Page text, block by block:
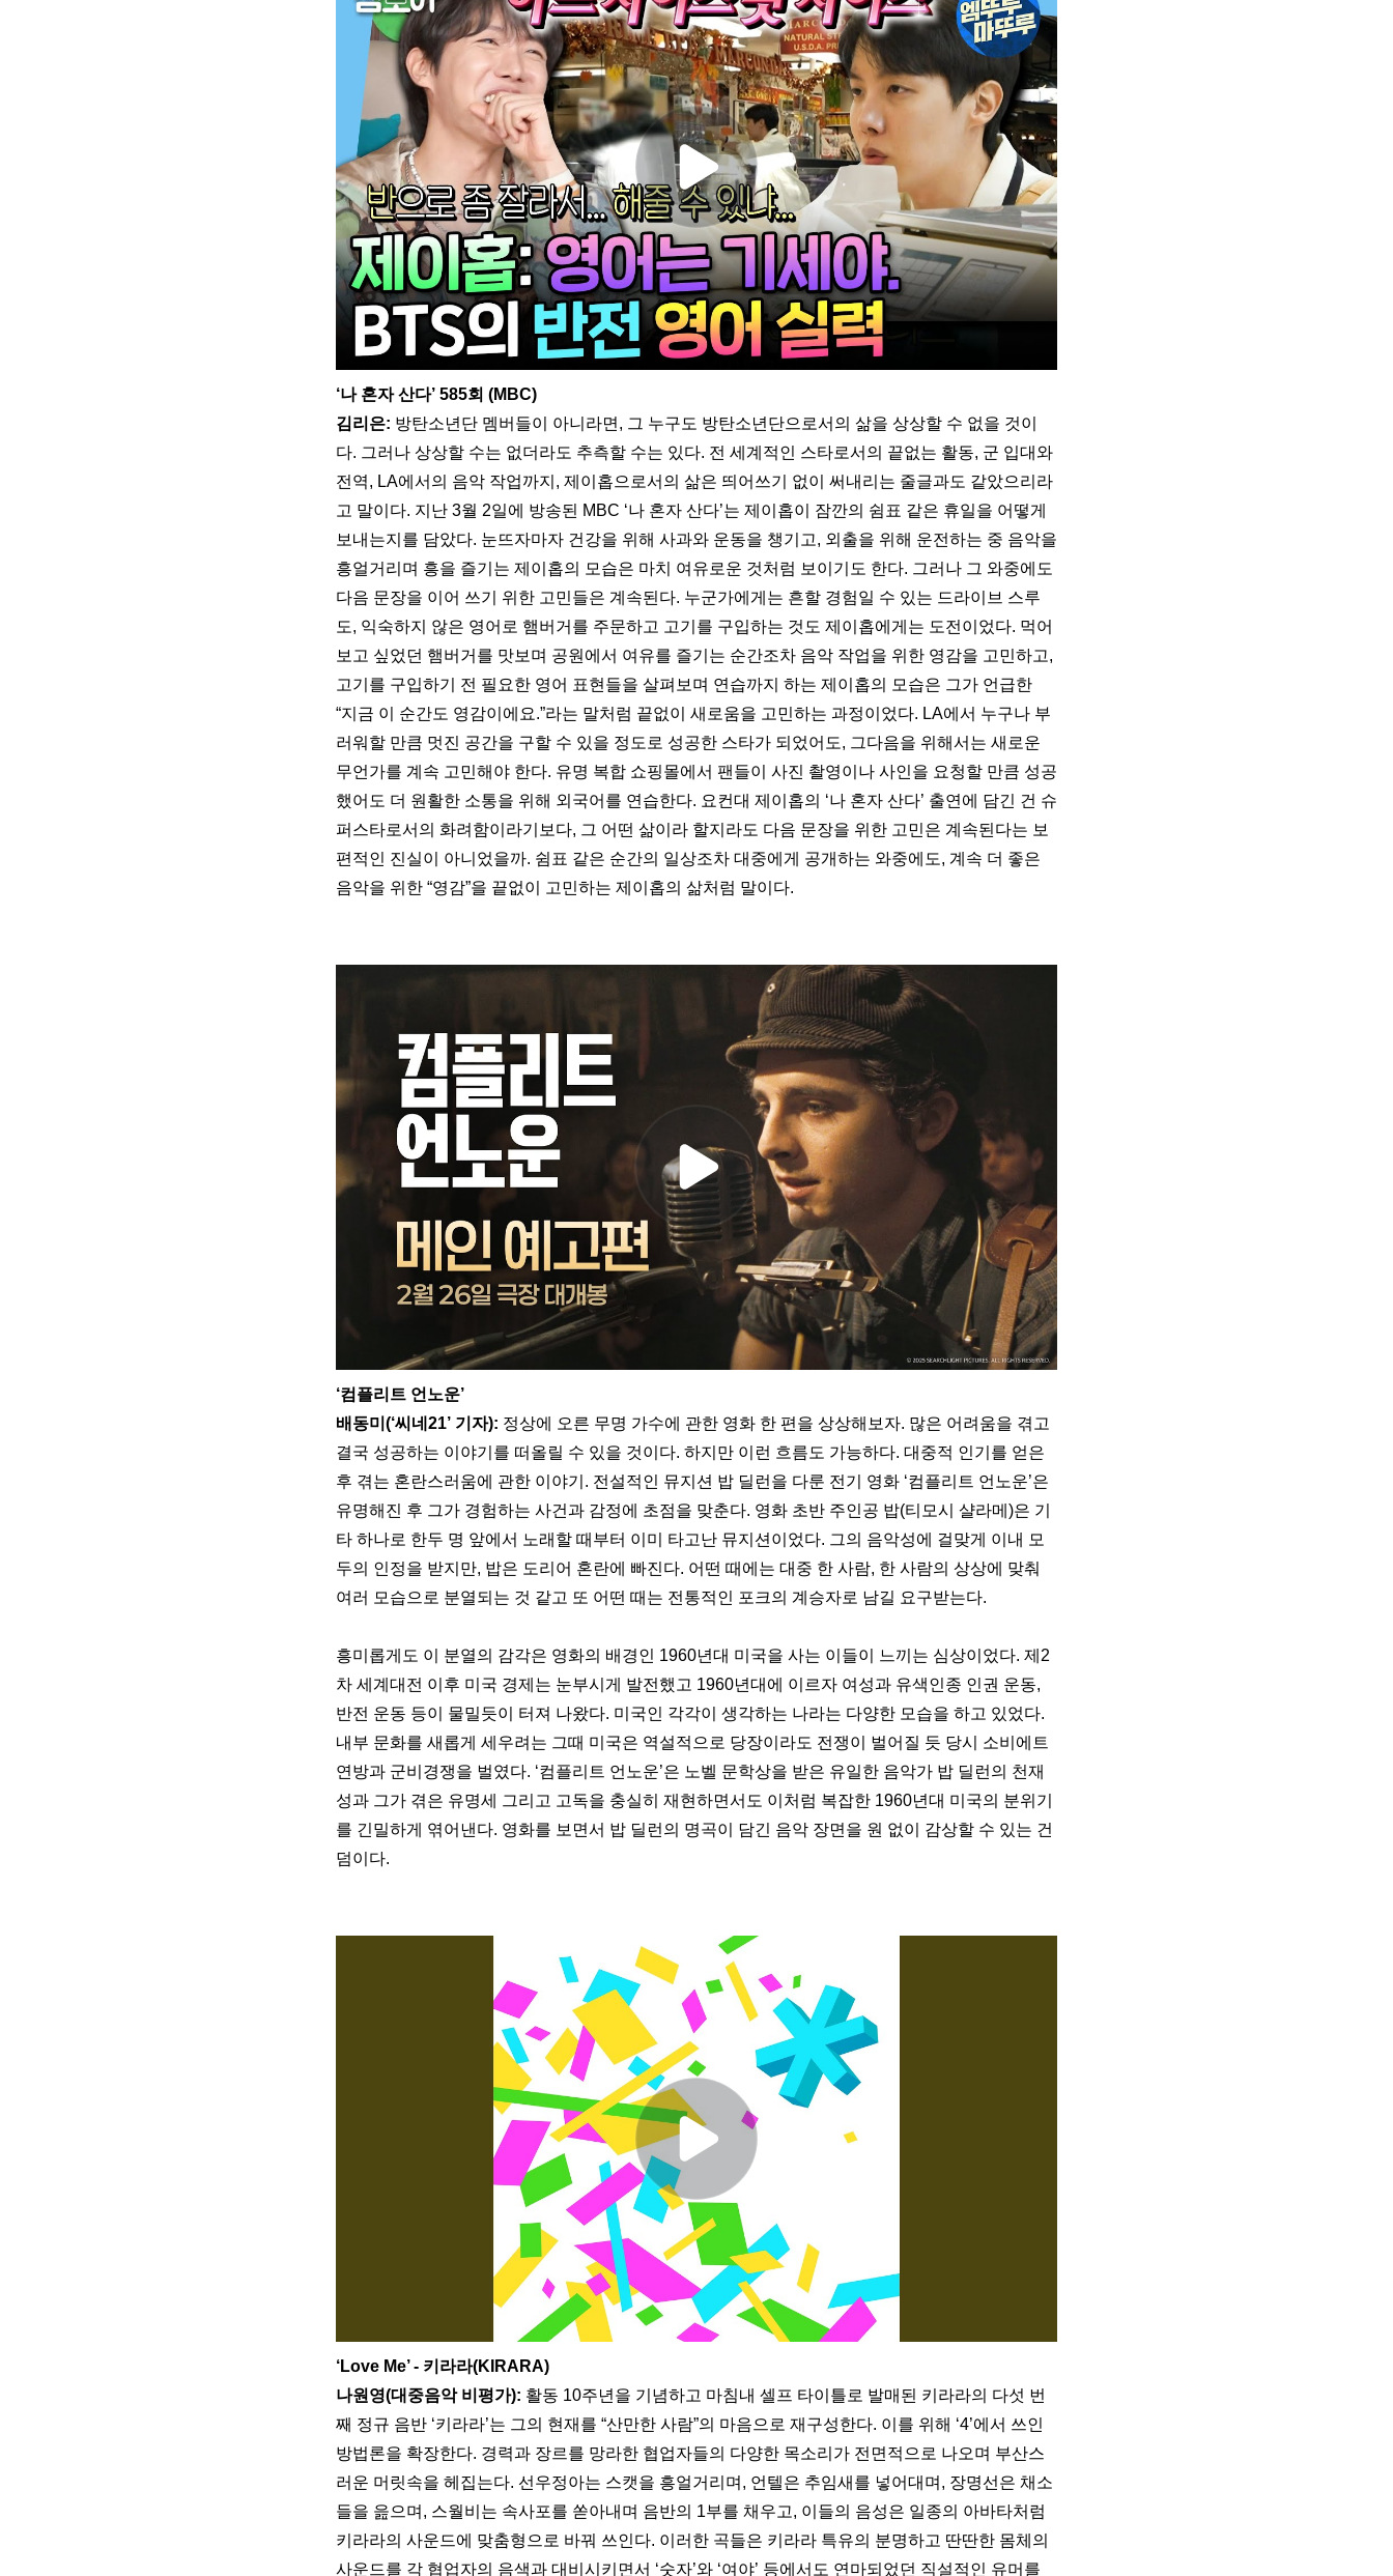
‘나 혼자 산다’ 585회 (MBC)
김리은: 방탄소년단 멤버들이 아니라면, 그 누구도 방탄소년단으로서의 삶을 상상할 수 없을 것이
다. 그러나 상상할 수는 없더라도 추측할 수는 있다. 전 세계적인 스타로서의 끝없는 활동, 군 입대와
전역, LA에서의 음악 작업까지, 제이홉으로서의 삶은 띄어쓰기 없이 써내리는 줄글과도 같았으리라
고 말이다. 지난 3월 2일에 방송된 MBC ‘나 혼자 산다’는 제이홉이 잠깐의 쉼표 같은 휴일을 어떻게
보내는지를 담았다. 눈뜨자마자 건강을 위해 사과와 운동을 챙기고, 외출을 위해 운전하는 중 음악을
흥얼거리며 흥을 즐기는 제이홉의 모습은 마치 여유로운 것처럼 보이기도 한다. 그러나 그 와중에도
다음 문장을 이어 쓰기 위한 고민들은 계속된다. 누군가에게는 흔할 경험일 수 있는 드라이브 스루
도, 익숙하지 않은 영어로 햄버거를 주문하고 고기를 구입하는 것도 제이홉에게는 도전이었다. 먹어
보고 싶었던 햄버거를 맛보며 공원에서 여유를 즐기는 순간조차 음악 작업을 위한 영감을 고민하고,
고기를 구입하기 전 필요한 영어 표현들을 살펴보며 연습까지 하는 제이홉의 모습은 그가 언급한
“지금 이 순간도 영감이에요.”라는 말처럼 끝없이 새로움을 고민하는 과정이었다. LA에서 누구나 부
러워할 만큼 멋진 공간을 구할 수 있을 정도로 성공한 스타가 되었어도, 그다음을 위해서는 새로운
무언가를 계속 고민해야 한다. 유명 복합 쇼핑몰에서 팬들이 사진 촬영이나 사인을 요청할 만큼 성공
했어도 더 원활한 소통을 위해 외국어를 연습한다. 요컨대 제이홉의 ‘나 혼자 산다’ 출연에 담긴 건 슈
퍼스타로서의 화려함이라기보다, 그 어떤 삶이라 할지라도 다음 문장을 위한 고민은 계속된다는 보
편적인 진실이 아니었을까. 쉼표 같은 순간의 일상조차 대중에게 공개하는 와중에도, 계속 더 좋은
음악을 위한 “영감”을 끝없이 고민하는 제이홉의 삶처럼 말이다.
‘컴플리트 언노운’
배동미(‘씨네21’ 기자): 정상에 오른 무명 가수에 관한 영화 한 편을 상상해보자. 많은 어려움을 겪고
결국 성공하는 이야기를 떠올릴 수 있을 것이다. 하지만 이런 흐름도 가능하다. 대중적 인기를 얻은
후 겪는 혼란스러움에 관한 이야기. 전설적인 뮤지션 밥 딜런을 다룬 전기 영화 ‘컴플리트 언노운’은
유명해진 후 그가 경험하는 사건과 감정에 초점을 맞춘다. 영화 초반 주인공 밥(티모시 샬라메)은 기
타 하나로 한두 명 앞에서 노래할 때부터 이미 타고난 뮤지션이었다. 그의 음악성에 걸맞게 이내 모
두의 인정을 받지만, 밥은 도리어 혼란에 빠진다. 어떤 때에는 대중 한 사람, 한 사람의 상상에 맞춰
여러 모습으로 분열되는 것 같고 또 어떤 때는 전통적인 포크의 계승자로 남길 요구받는다.
흥미롭게도 이 분열의 감각은 영화의 배경인 1960년대 미국을 사는 이들이 느끼는 심상이었다. 제2
차 세계대전 이후 미국 경제는 눈부시게 발전했고 1960년대에 이르자 여성과 유색인종 인권 운동,
반전 운동 등이 물밀듯이 터져 나왔다. 미국인 각각이 생각하는 나라는 다양한 모습을 하고 있었다.
내부 문화를 새롭게 세우려는 그때 미국은 역설적으로 당장이라도 전쟁이 벌어질 듯 당시 소비에트
연방과 군비경쟁을 벌였다. ‘컴플리트 언노운’은 노벨 문학상을 받은 유일한 음악가 밥 딜런의 천재
성과 그가 겪은 유명세 그리고 고독을 충실히 재현하면서도 이처럼 복잡한 1960년대 미국의 분위기
를 긴밀하게 엮어낸다. 영화를 보면서 밥 딜런의 명곡이 담긴 음악 장면을 원 없이 감상할 수 있는 건
덤이다.
‘Love Me’ - 키라라(KIRARA)
나원영(대중음악 비평가): 활동 10주년을 기념하고 마침내 셀프 타이틀로 발매된 키라라의 다섯 번
째 정규 음반 ‘키라라’는 그의 현재를 “산만한 사람”의 마음으로 재구성한다. 이를 위해 ‘4’에서 쓰인
방법론을 확장한다. 경력과 장르를 망라한 협업자들의 다양한 목소리가 전면적으로 나오며 부산스
러운 머릿속을 헤집는다. 선우정아는 스캣을 흥얼거리며, 언텔은 추임새를 넣어대며, 장명선은 채소
들을 읊으며, 스월비는 속사포를 쏟아내며 음반의 1부를 채우고, 이들의 음성은 일종의 아바타처럼
키라라의 사운드에 맞춤형으로 바꿔 쓰인다. 이러한 곡들은 키라라 특유의 분명하고 딴딴한 몸체의
사운드를 각 협업자의 음색과 대비시키면서 ‘숫자’와 ‘여야’ 등에서도 연마되었던 직설적인 유머를